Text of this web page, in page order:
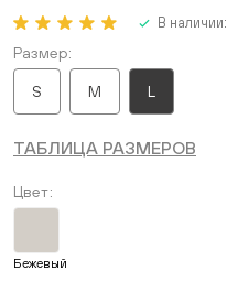
В наличии:
Размер
S M L
ТАБЛИЦА РАЗМЕРОВ
Цвет
Бежевый